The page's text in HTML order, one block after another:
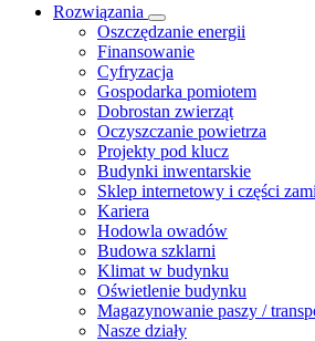
Rozwiązania
​Oszczędzanie energii
Finansowanie
Cyfryzacja
Gospodarka pomiotem
Dobrostan zwierząt
Oczyszczanie powietrza
Projekty pod klucz
Budynki inwentarskie
Sklep internetowy i części
Kariera
Hodowla owadów
Budowa szklarni
Klimat w budynku
Oświetlenie budynku
Magazynowanie paszy /
Nasze działy